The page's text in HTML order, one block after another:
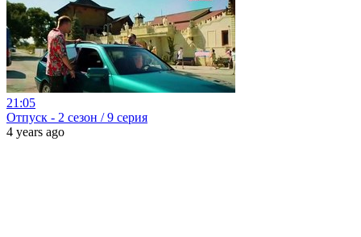
21:05
Отпуск - 2 сезон / 9 серия
4 years ago